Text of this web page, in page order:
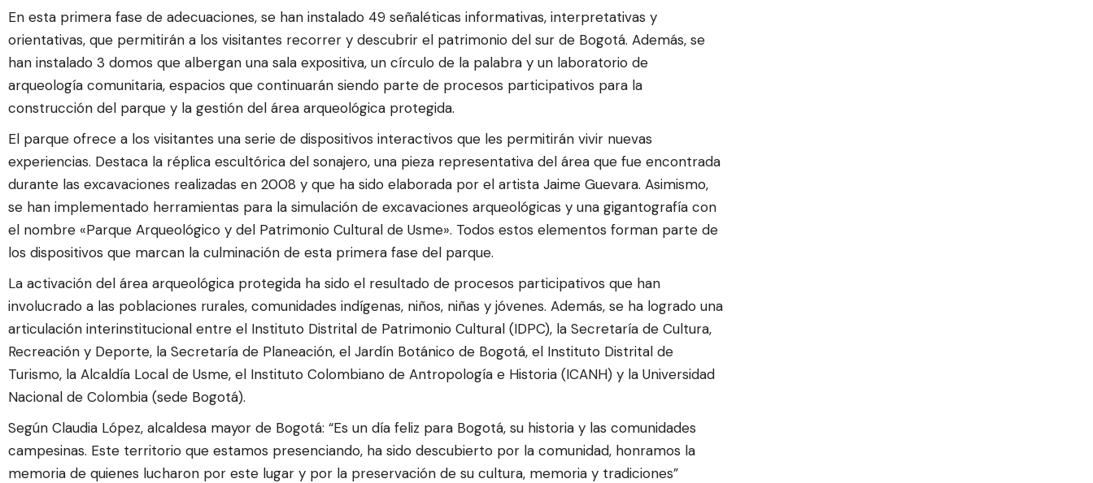
En esta primera fase de adecuaciones, se han instalado 49 señaléticas informativas, interpretativas y
orientativas, que permitirán a los visitantes recorrer y descubrir el patrimonio del sur de Bogotá. Además, se
han instalado 3 domos que albergan una sala expositiva, un círculo de la palabra y un laboratorio de
arqueología comunitaria, espacios que continuarán siendo parte de procesos participativos para la
construcción del parque y la gestión del área arqueológica protegida.
El parque ofrece a los visitantes una serie de dispositivos interactivos que les permitirán vivir nuevas
experiencias. Destaca la réplica escultórica del sonajero, una pieza representativa del área que fue encontrada
durante las excavaciones realizadas en 2008 y que ha sido elaborada por el artista Jaime Guevara. Asimismo,
se han implementado herramientas para la simulación de excavaciones arqueológicas y una gigantografía con
el nombre «Parque Arqueológico y del Patrimonio Cultural de Usme». Todos estos elementos forman parte de
los dispositivos que marcan la culminación de esta primera fase del parque.
La activación del área arqueológica protegida ha sido el resultado de procesos participativos que han
involucrado a las poblaciones rurales, comunidades indígenas, niños, niñas y jóvenes. Además, se ha logrado una
articulación interinstitucional entre el Instituto Distrital de Patrimonio Cultural (IDPC), la Secretaría de Cultura,
Recreación y Deporte, la Secretaría de Planeación, el Jardín Botánico de Bogotá, el Instituto Distrital de
Turismo, la Alcaldía Local de Usme, el Instituto Colombiano de Antropología e Historia (ICANH) y la Universidad
Nacional de Colombia (sede Bogotá).
Según Claudia López, alcaldesa mayor de Bogotá: “Es un día feliz para Bogotá, su historia y las comunidades
campesinas. Este territorio que estamos presenciando, ha sido descubierto por la comunidad, honramos la
memoria de quienes lucharon por este lugar y por la preservación de su cultura, memoria y tradiciones”